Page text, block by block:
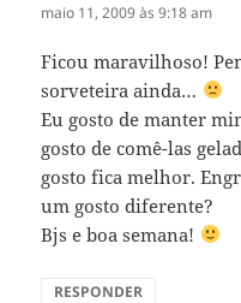
maio 11, 2009 às 9:18 am
Ficou maravilhoso!
sorveteira ainda…
Eu gosto de manter
gosto de comê-las
gosto fica melhor.
um gosto diferente?
Bjs e boa semana!
RESPONDER